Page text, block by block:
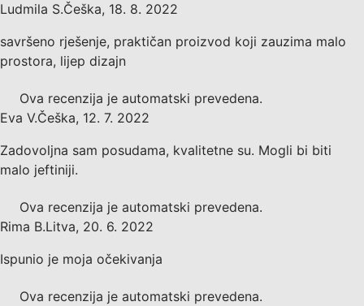
Ludmila S.Češka, 18. 8. 2022
savršeno rješenje, praktičan proizvod koji zauzima malo
prostora, lijep dizajn
Ova recenzija je automatski prevedena.
Eva V.Češka, 12. 7. 2022
Zadovoljna sam posudama, kvalitetne su. Mogli bi biti
malo jeftiniji.
Ova recenzija je automatski prevedena.
Rima B.Litva, 20. 6. 2022
Ispunio je moja očekivanja
Ova recenzija je automatski prevedena.